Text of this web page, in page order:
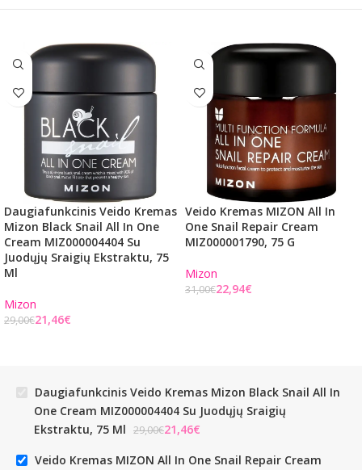
Daugiafunkcinis Veido Kremas
Mizon Black Snail All In One
Cream MIZ000004404 Su
Juodųjų Sraigių Ekstraktu, 75
Ml
Mizon
29,00€21,46€
Veido Kremas MIZON All In
One Snail Repair Cream
MIZ000001790, 75 G
Mizon
31,00€22,94€
Daugiafunkcinis Veido Kremas Mizon Black Snail All In
One Cream MIZ000004404 Su Juodųjų Sraigių
Ekstraktu, 75 Ml
€ €
Veido Kremas MIZON All In One Snail Repair Cream